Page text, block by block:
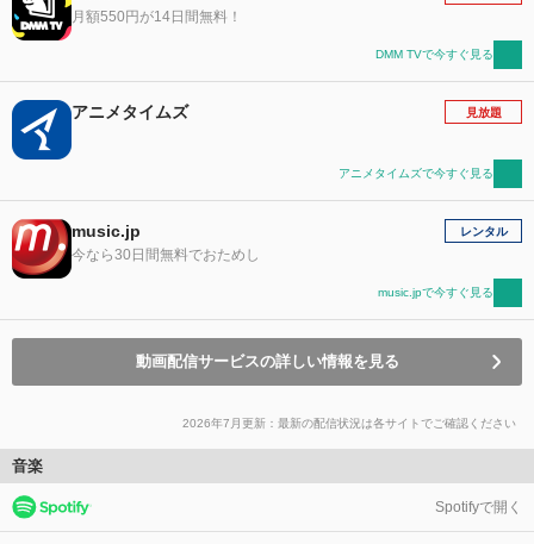
月額550円が14日間無料！
DMM TVで今すぐ見る
アニメタイムズ 見放題
アニメタイムズで今すぐ見る
music.jp
今なら30日間無料でおためし
レンタル
music.jpで今すぐ見る
動画配信サービスの詳しい情報を見る
2026年7月更新：最新の配信状況は各サイトでご確認ください
音楽
Spotifyで開く